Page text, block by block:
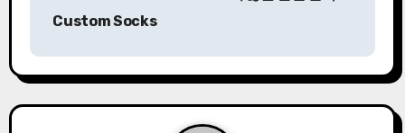
a
v
Custom Socks